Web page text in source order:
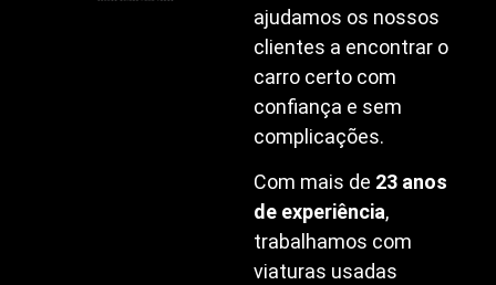
ajudamos os nossos
clientes a encontrar o
carro certo com
confiança e sem
complicações.
Com mais de 23 anos
de experiência,
trabalhamos com
viaturas usadas